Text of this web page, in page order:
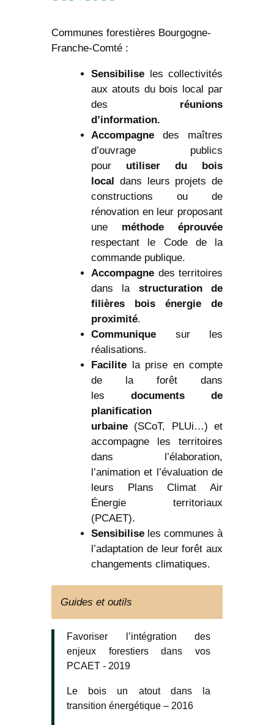
Communes forestières Bourgogne-
Franche-Comté :
Sensibilise les collectivités
aux atouts du bois local par
des réunions
d’information.
Accompagne des maîtres
d’ouvrage publics
pour utiliser du bois
local dans leurs projets de
constructions ou de
rénovation en leur proposant
une méthode éprouvée
respectant le Code de la
commande publique.
Accompagne des territoires
dans la structuration de
filières bois énergie de
proximité.
Communique sur les
réalisations.
Facilite la prise en compte
de la forêt dans
les documents de
planification
urbaine (SCoT, PLUi…) et
accompagne les territoires
dans l’élaboration,
l’animation et l’évaluation de
leurs Plans Climat Air
Énergie territoriaux
(PCAET).
Sensibilise les communes à
l’adaptation de leur forêt aux
changements climatiques.
Guides et outils
Favoriser l’intégration des
enjeux forestiers dans vos
PCAET - 2019
Le bois un atout dans la
transition énergétique – 2016